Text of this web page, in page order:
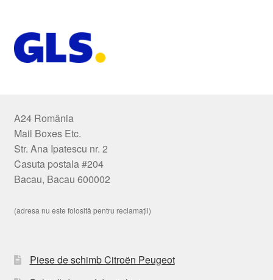
A24 România
Mail Boxes Etc.
Str. Ana Ipatescu nr. 2
Casuta postala #204
Bacau, Bacau 600002
(adresa nu este folosită pentru reclamații)
Piese de schimb Citroën Peugeot